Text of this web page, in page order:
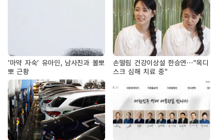
'마약 자숙' 유아인, 남사친과 볼뽀
뽀 근황
손떨림 건강이상설 한승연…"목디
스크 심해 치료 중"